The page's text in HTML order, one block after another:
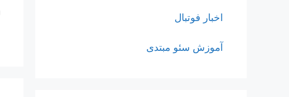
اخبار فوتبال
آموزش سئو مبتدی